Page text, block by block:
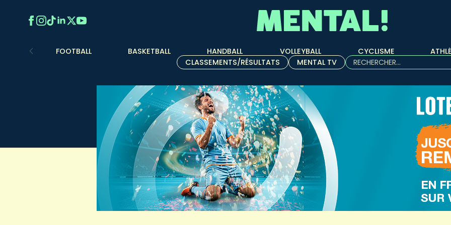
FOOTBALL BASKETBALL HANDBALL VOLLEYBALL CYCLISME
CLASSEMENTS/RÉSULTATS
MENTAL TV
Rechercher :